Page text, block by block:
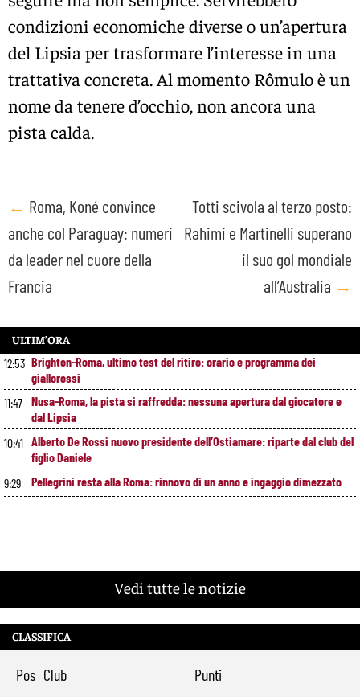
condizioni economiche diverse o un’apertura
del Lipsia per trasformare l’interesse in una
trattativa concreta. Al momento Rômulo è un
nome da tenere d’occhio, non ancora una
pista calda.
Post
navigation
← Roma, Koné convince
anche col Paraguay: numeri
da leader nel cuore della
Francia
Totti scivola al terzo posto:
Rahimi e Martinelli superano
il suo gol mondiale
all’Australia →
ULTIM’ORA
12:53 Brighton-Roma, ultimo test del ritiro: orario e programma dei
giallorossi
11:47 Nusa-Roma, la pista si raffredda: nessuna apertura dal giocatore e
dal Lipsia
10:41 Alberto De Rossi nuovo presidente dell’Ostiamare: riparte dal club del
figlio Daniele
9:29
Pellegrini resta alla Roma: rinnovo di un anno e ingaggio dimezzato
Vedi tutte le notizie
CLASSIFICA
Pos Club Punti